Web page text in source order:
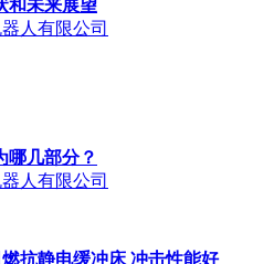
和未来展望
人有限公司
哪几部分？
人有限公司